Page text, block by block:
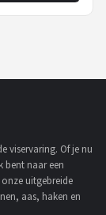
viservaring. Of je nu
bent naar een
uitgebreide
aas, haken en